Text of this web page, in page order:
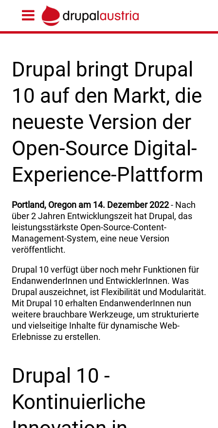
Drupal bringt Drupal
10 auf den Markt, die
neueste Version der
Open-Source Digital-
Experience-Plattform
Portland, Oregon am 14. Dezember 2022- Nach
über 2 Jahren Entwicklungszeit hat Drupal, das
leistungsstärkste Open-Source-Content-
Management-System, eine neue Version
veröffentlicht.
Drupal 10 verfügt über noch mehr Funktionen für
EndanwenderInnen und EntwicklerInnen. Was
Drupal auszeichnet, ist Flexibilität und Modularität.
Mit Drupal 10 erhalten EndanwenderInnen nun
weitere brauchbare Werkzeuge, um strukturierte
und vielseitige Inhalte für dynamische Web-
Erlebnisse zu erstellen.
Drupal 10 -
Kontinuierliche